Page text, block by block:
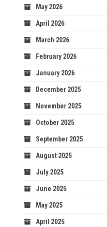
May 2026
April 2026
March 2026
February 2026
January 2026
December 2025
November 2025
October 2025
September 2025
August 2025
July 2025
June 2025
May 2025
April 2025